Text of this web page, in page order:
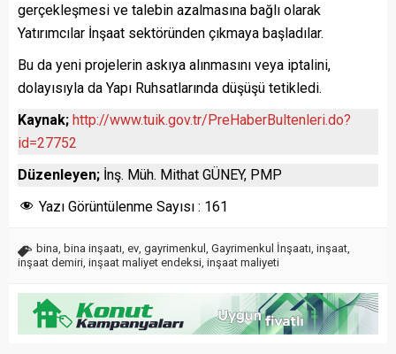
gerçekleşmesi ve talebin azalmasına bağlı olarak
Yatırımcılar İnşaat sektöründen çıkmaya başladılar.
Bu da yeni projelerin askıya alınmasını veya iptalini,
dolayısıyla da Yapı Ruhsatlarında düşüşü tetikledi.
Kaynak; http://www.tuik.gov.tr/PreHaberBultenleri.do?
id=27752
Düzenleyen; İnş. Müh. Mithat GÜNEY, PMP
Yazı Görüntülenme Sayısı : 161
bina bina inşaatı ev gayrimenkul Gayrimenkul İnşaatı inşaat
inşaat demiri inşaat maliyet endeksi inşaat maliyeti